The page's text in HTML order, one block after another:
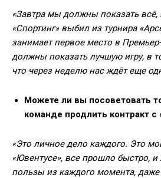
«Завтра мы должны показать всё,
«Спортинг» выбил из турнира
занимает первое место в
должны показать лучшую игру, в
что через неделю нас ждёт еще
Можете ли вы посоветовать
команде продлить контракт
«Это личное дело каждого. Это
«Ювентусе», все прошло быстро,
пользы из каждого момента,